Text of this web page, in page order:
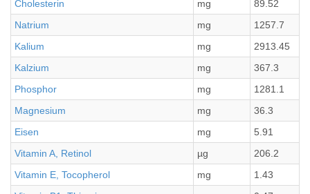
Cholesterin
mg
89.52
Natrium
mg
1257.7
Kalium
mg
2913.45
Kalzium
mg
367.3
Phosphor
mg
1281.1
Magnesium
mg
36.3
Eisen
mg
5.91
Vitamin A, Retinol
µg
206.2
Vitamin E, Tocopherol
mg
1.43